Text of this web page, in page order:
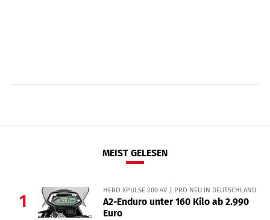
MEIST GELESEN
1
HERO XPULSE 200 4V / PRO NEU IN DEUTSCHLAND
A2-Enduro unter 160 Kilo ab 2.990
Euro